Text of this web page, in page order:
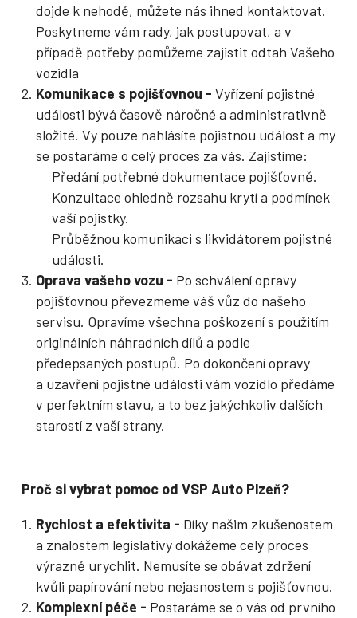
dojde k nehodě, můžete nás ihned kontaktovat.
Poskytneme vám rady, jak postupovat, a v
případě potřeby pomůžeme zajistit odtah Vašeho
vozidla
Komunikace s pojišťovnou - Vyřízení pojistné
události bývá časově náročné a administrativně
složité. Vy pouze nahlásíte pojistnou událost a my
se postaráme o celý proces za vás. Zajistíme:
Předání potřebné dokumentace pojišťovně.
Konzultace ohledně rozsahu krytí a podmínek
vaší pojistky.
Průběžnou komunikaci s likvidátorem pojistné
události.
Oprava vašeho vozu - Po schválení opravy
pojišťovnou převezmeme váš vůz do našeho
servisu. Opravíme všechna poškození s použitím
originálních náhradních dílů a podle
předepsaných postupů. Po dokončení opravy
a uzavření pojistné události vám vozidlo předáme
v perfektním stavu, a to bez jakýchkoliv dalších
starostí z vaší strany.
Proč si vybrat pomoc od VSP Auto Plzeň?
Rychlost a efektivita - Díky našim zkušenostem
a znalostem legislativy dokážeme celý proces
výrazně urychlit. Nemusíte se obávat zdržení
kvůli papírování nebo nejasnostem s pojišťovnou.
Komplexní péče - Postaráme se o vás od prvního